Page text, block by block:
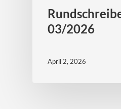
03/2026
April 2, 2026